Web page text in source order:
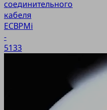
соединительного
кабеля
ECBPMi
-
5133